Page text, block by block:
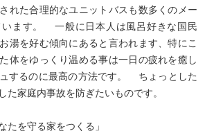
れた合理的なユニットバスも数多くのメー
います。 一般に日本人は風呂好きな国民
湯を好む傾向にあると言われます、特にこ
体をゆっくり温める事は一日の疲れを癒し
するのに最高の方法です。 ちょっとした
た家庭内事故を防ぎたいものです。
たを守る家をつくる」